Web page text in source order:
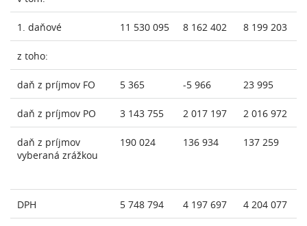
1. daňové 11 530 095 8 162 402 8 199 203
z toho:
daň z príjmov FO 5 365 -5 966 23 995
daň z príjmov PO 3 143 755 2 017 197 2 016 972
daň z príjmov
vyberaná zrážkou
190 024 136 934 137 259
DPH 5 748 794 4 197 697 4 204 077